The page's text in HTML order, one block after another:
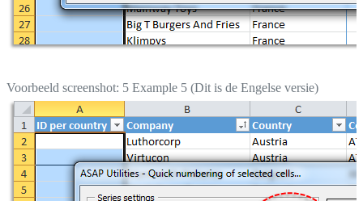
Voorbeeld screenshot: 5 Example 5 (Dit is de Engelse versie)